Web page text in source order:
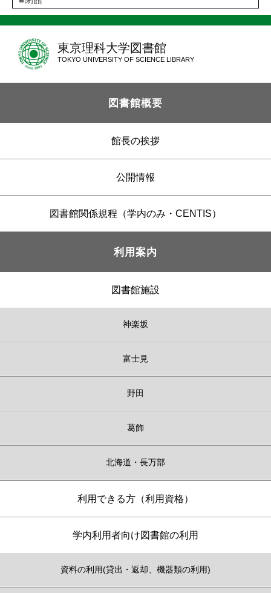
東京理科大学図書館
TOKYO UNIVERSITY OF SCIENCE LIBRARY
図書館概要
館長の挨拶
公開情報
図書館関係規程（学内のみ・CENTIS）
利用案内
図書館施設
神楽坂
富士見
野田
葛飾
北海道・長万部
利用できる方（利用資格）
学内利用者向け図書館の利用
資料の利用(貸出・返却、機器類の利用)